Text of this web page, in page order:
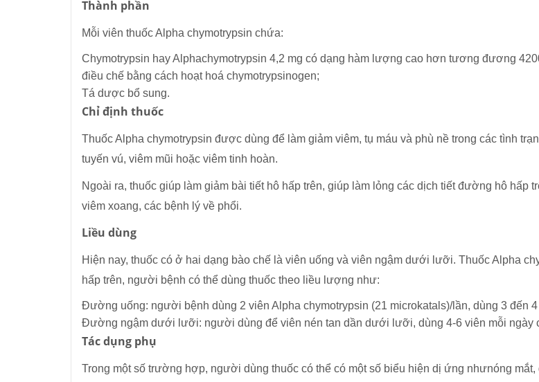
Thành phần
Mỗi viên thuốc Alpha chymotrypsin chứa:
Chymotrypsin hay Alphachymotrypsin 4,2 mg có dạng hàm lượng cao hơn tương đương
điều chế bằng cách hoạt hoá chymotrypsinogen;
Tá dược bổ sung.
Chỉ định thuốc
Thuốc Alpha chymotrypsin được dùng để làm giảm viêm, tụ máu và phù nề trong các tình
tuyến vú, viêm mũi hoặc viêm tinh hoàn.
Ngoài ra, thuốc giúp làm giảm bài tiết hô hấp trên, giúp làm lỏng các dịch tiết đường hô hấp
viêm xoang, các bệnh lý về phổi.
Liều dùng
Hiện nay, thuốc có ở hai dạng bào chế là viên uống và viên ngậm dưới lưỡi. Thuốc Alpha
hấp trên, người bệnh có thể dùng thuốc theo liều lượng như:
Đường uống: người bệnh dùng 2 viên Alpha chymotrypsin (21 microkatals)/lần, dùng 3 đến
Đường ngậm dưới lưỡi: người dùng để viên nén tan dần dưới lưỡi, dùng 4-6 viên mỗi ngày
Tác dụng phụ
Trong một số trường hợp, người dùng thuốc có thể có một số biểu hiện dị ứng nhưnóng